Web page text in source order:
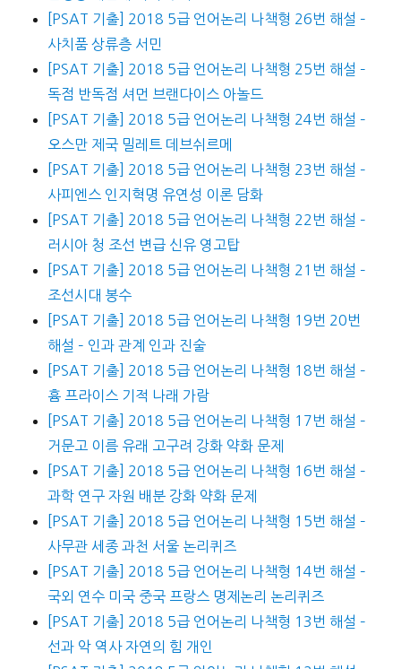
[PSAT 기출] 2018 5급 언어논리 나책형 26번 해설 –
사치품 상류층 서민
[PSAT 기출] 2018 5급 언어논리 나책형 25번 해설 –
독점 반독점 셔먼 브랜다이스 아놀드
[PSAT 기출] 2018 5급 언어논리 나책형 24번 해설 –
오스만 제국 밀레트 데브쉬르메
[PSAT 기출] 2018 5급 언어논리 나책형 23번 해설 –
사피엔스 인지혁명 유연성 이론 담화
[PSAT 기출] 2018 5급 언어논리 나책형 22번 해설 –
러시아 청 조선 변급 신유 영고탑
[PSAT 기출] 2018 5급 언어논리 나책형 21번 해설 –
조선시대 봉수
[PSAT 기출] 2018 5급 언어논리 나책형 19번 20번
해설 – 인과 관계 인과 진술
[PSAT 기출] 2018 5급 언어논리 나책형 18번 해설 –
흄 프라이스 기적 나래 가람
[PSAT 기출] 2018 5급 언어논리 나책형 17번 해설 –
거문고 이름 유래 고구려 강화 약화 문제
[PSAT 기출] 2018 5급 언어논리 나책형 16번 해설 –
과학 연구 자원 배분 강화 약화 문제
[PSAT 기출] 2018 5급 언어논리 나책형 15번 해설 –
사무관 세종 과천 서울 논리퀴즈
[PSAT 기출] 2018 5급 언어논리 나책형 14번 해설 –
국외 연수 미국 중국 프랑스 명제논리 논리퀴즈
[PSAT 기출] 2018 5급 언어논리 나책형 13번 해설 –
선과 악 역사 자연의 힘 개인